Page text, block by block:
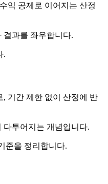
익 공제로 이어지는 산정
결과를 좌우합니다.
.
기간 제한 없이 산정에 반
다투어지는 개념입니다.
준을 정리합니다.